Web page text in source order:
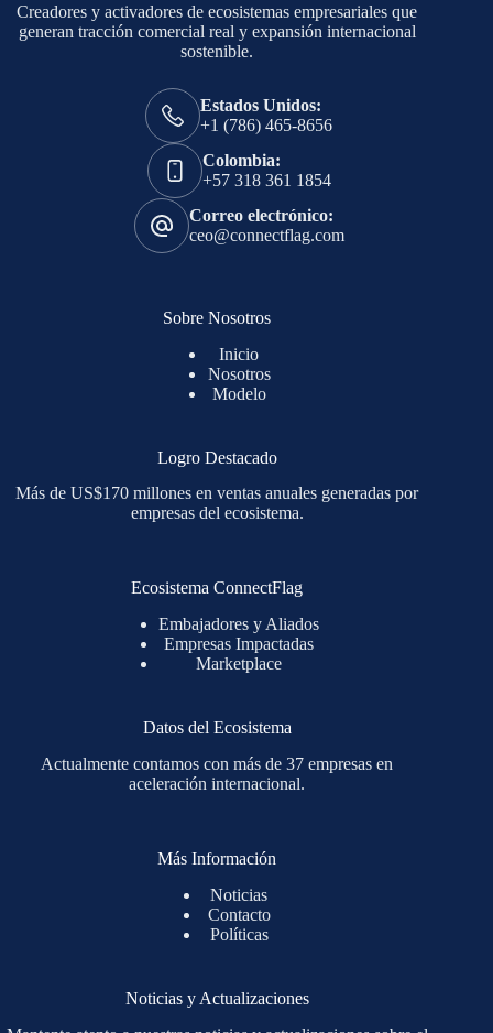
Creadores y activadores de ecosistemas empresariales que
generan tracción comercial real y expansión internacional
sostenible.
Estados Unidos:
+1 (786) 465-8656
Colombia:
+57 318 361 1854
Correo electrónico:
ceo@connectflag.com
Sobre Nosotros
Inicio
Nosotros
Modelo
Logro Destacado
Más de US$170 millones en ventas anuales generadas por
empresas del ecosistema.
Ecosistema ConnectFlag
Embajadores y Aliados
Empresas Impactadas
Marketplace
Datos del Ecosistema
Actualmente contamos con más de 37 empresas en
aceleración internacional.
Más Información
Noticias
Contacto
Políticas
Noticias y Actualizaciones